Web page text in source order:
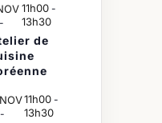
11h00-
13h30
de
NOV11h00-
13h30